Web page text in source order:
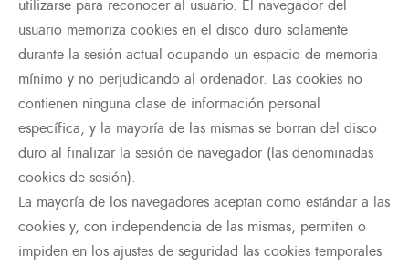
utilizarse para reconocer al usuario. El navegador del
usuario memoriza cookies en el disco duro solamente
durante la sesión actual ocupando un espacio de memoria
mínimo y no perjudicando al ordenador. Las cookies no
contienen ninguna clase de información personal
específica, y la mayoría de las mismas se borran del disco
duro al finalizar la sesión de navegador (las denominadas
cookies de sesión).
La mayoría de los navegadores aceptan como estándar a las
cookies y, con independencia de las mismas, permiten o
impiden en los ajustes de seguridad las cookies temporales